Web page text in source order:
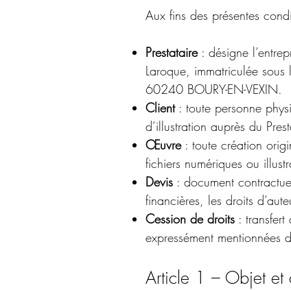
Aux fins des présentes
Prestataire: désigne
Laroque, immatriculée
60240 BOURY-EN-VEXIN.
Client: toute personne
d’illustration auprès du
Œuvre: toute création
fichiers numériques ou
Devis : document
financières, les droits
Cession de droits :
expressément
Article 1 – Objet et